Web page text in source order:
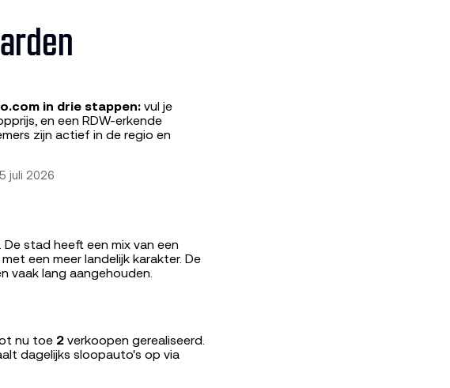
in drie stappen: vul je
en een RDW-erkende
zijn actief in de regio en
juli 2026
stad heeft een mix van een
een meer landelijk karakter. De
vaak lang aangehouden.
nu toe 2 verkoopen gerealiseerd.
dagelijks sloopauto's op via